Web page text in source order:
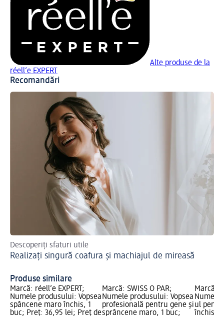
Alte produse de la
réell‘e EXPERT
Recomandări
Descoperiți sfaturi utile
Realizați singură coafura și machiajul de mireasă
Produse similare
Marcă: réell‘e EXPERT;
Numele produsului: Vopsea
spâncene maro închis, 1
buc; Preț: 36,95 lei; Preț de
Marcă: SWISS O PAR;
Numele produsului: Vopsea
profesională pentru gene și
sprâncene maro, 1 buc;
Marcă:
Numele
ul
închis,